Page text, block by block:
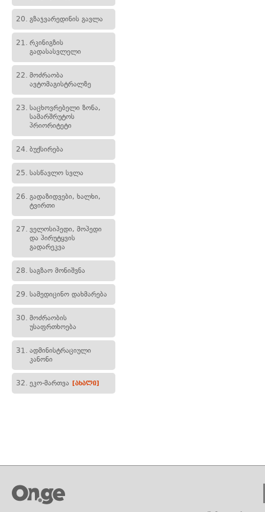
20. გზაჯვარედინის გავლა
21. რკინიგზის
გადასასვლელი
22. მოძრაობა
ავტომაგისტრალზე
23. საცხოვრებელი ზონა,
სამარშრუტოს
პრიორიტეტი
24. ბუქსირება
25. სასწავლო სვლა
26. გადაზიდვები, ხალხი,
ტვირთი
27. ველოსიპედი, მოპედი
და პირუტყვის
გადარეკვა
28. საგზაო მონიშვნა
29. სამედიცინო დახმარება
30. მოძრაობის
უსაფრთხოება
31. ადმინისტრაციული
კანონი
32. ეკო-მართვა [ახალი]